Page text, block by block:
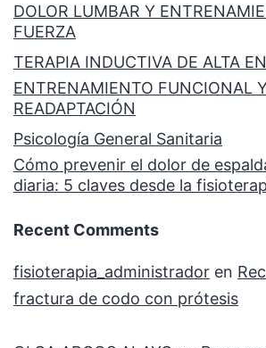
DOLOR LUMBAR Y
FUERZA
TERAPIA INDUCTIVA DE ALTA
ENTRENAMIENTO FUNCIONAL
READAPTACIÓN
Psicología General Sanitaria
Cómo prevenir el dolor de
diaria: 5 claves desde la
Recent Comments
fisioterapia_administrador en
fractura de codo con prótesis